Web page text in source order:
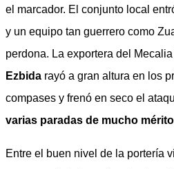
el marcador. El conjunto local
y un equipo tan guerrero como
perdona. La exportera del Mecalia
Ezbida rayó a gran altura en los
compases y frenó en seco el
varias paradas de mucho mérito
Entre el buen nivel de la portería